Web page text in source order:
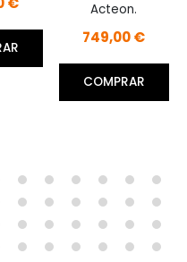
Acteon.
749,00 €
COMPRAR